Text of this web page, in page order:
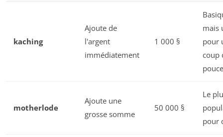
kaching
Ajoute de
l'argent
immédiatement
1 000 §
mais
pour
coup
pouce
motherlode
Ajoute une
grosse somme
50 000 §
Le
pour